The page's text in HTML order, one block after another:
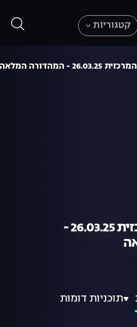
קטגוריות
- המהדורה המלאה
המהדורה המרכזית 26.03.25 -
תוכניות דומות